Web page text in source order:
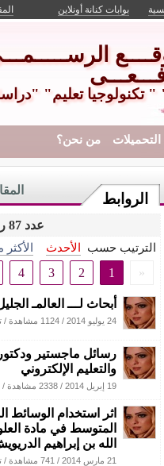
بوابات كنانة أونلاين
" تكنولوجيا تعليم"
التحميلات من نحن؟
الروابط
عدد 87 رابط فى الأرشيف
الترتيب حسب الأحدث
«
1
2
3
4
أبحاث لـــ العالمـ
24 يوليو 2014 / 1124 مشاهدة /
رسائل ماجستير
والتعليم الإلكتروني
19 إبريل 2014 / 2338 مشاهدة /
اثر استخدام
المتوسط في مادة
الله بن إبراهيم
21 مارس 2014 / 741 مشاهدة /